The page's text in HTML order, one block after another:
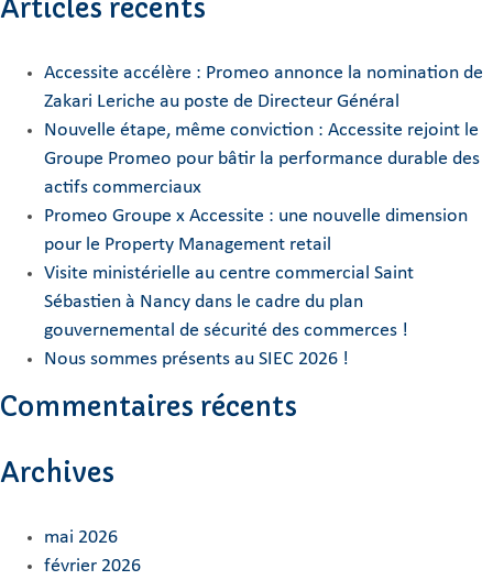
Articles récents
Accessite accélère : Promeo annonce la nomination de
Zakari Leriche au poste de Directeur Général
Nouvelle étape, même conviction : Accessite rejoint le
Groupe Promeo pour bâtir la performance durable des
actifs commerciaux
Promeo Groupe x Accessite : une nouvelle dimension
pour le Property Management retail
Visite ministérielle au centre commercial Saint
Sébastien à Nancy dans le cadre du plan
gouvernemental de sécurité des commerces !
Nous sommes présents au SIEC 2026 !
Commentaires récents
Archives
mai 2026
février 2026